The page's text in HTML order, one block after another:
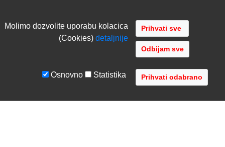
Molimo dozvolite uporabu kolacica
(Cookies)detaljnije
Odbijam sve
Osnovno Statistika